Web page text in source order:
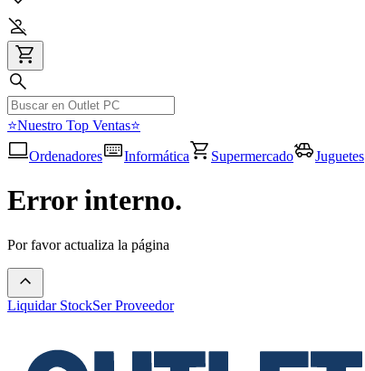
⭐Nuestro Top Ventas⭐
Ordenadores
Informática Supermercado Juguetes
Error interno.
Por favor actualiza la página
Liquidar StockSer Proveedor